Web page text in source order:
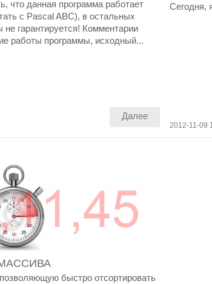
что данная программа работает
с Pascal ABC), в остальных
гарантируется! Комментарии
работы программы, исходный...
Далее
Сегодня,
2012-11-09
быстро отсортировать